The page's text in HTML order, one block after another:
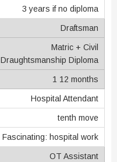
3 years if no diploma
Draftsman
Matric + Civil
Draughtsmanship Diploma
1 12 months
Hospital Attendant
tenth move
Fascinating: hospital work
OT Assistant